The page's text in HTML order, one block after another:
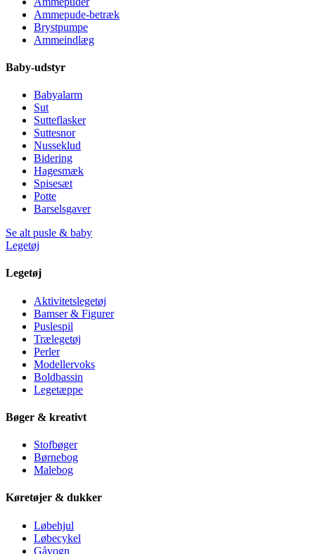
Ammepude-betræk
Brystpumpe
Ammeindlæg
Baby-udstyr
Babyalarm
Sut
Sutteflasker
Suttesnor
Nusseklud
Bidering
Hagesmæk
Spisesæt
Potte
Barselsgaver
Se alt pusle & baby
Legetøj
Legetøj
Aktivitetslegetøj
Bamser & Figurer
Puslespil
Trælegetøj
Perler
Modellervoks
Boldbassin
Legetæppe
Bøger & kreativt
Stofbøger
Børnebog
Malebog
Køretøjer & dukker
Løbehjul
Løbecykel
Gåvogn